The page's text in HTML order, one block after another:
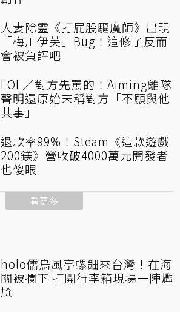
人妻除靈《打屁股驅魔師》出現
「梅川伊芙」Bug！這修了反而
會被負評吧
LOL／對方先罵的！Aiming離隊
聲明還原始末稱對方「不願與他
共事」
退款率99%！Steam《這款遊戲
200鎂》營收破4000萬元開發者
也傻眼
看更多
holo儒烏風亭螺鈿來台灣！在海
關被攔下 打開行李箱現場一陣尷
尬